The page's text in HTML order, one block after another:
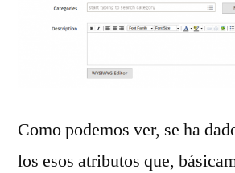
Como podemos ver, se ha
los esos atributos que,